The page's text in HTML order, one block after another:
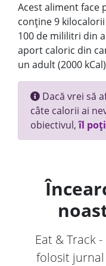
Acest aliment face
conține 9
100 de mililitri din
aport caloric din
un adult (2000
Dacă vrei să
câte calorii ai
obiectivul,îl
Eat & Track
folosit